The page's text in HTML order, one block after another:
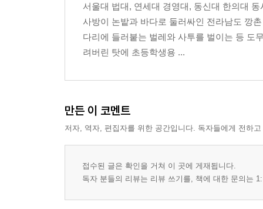
서울대 법대, 연세대 경영대, 동신대 한의대
사방이 논밭과 바다로 둘러싸인 전라남도 깡
다리에 들러붙는 벌레와 사투를 벌이는 등 도
려버린 탓에 초등학생용 ...
만든 이 코멘트
저자, 역자, 편집자를 위한 공간입니다. 독자들에게 전하
접수된 글은 확인을 거쳐 이 곳에 게재됩니다.
독자 분들의 리뷰는 리뷰 쓰기를, 책에 대한 문의는